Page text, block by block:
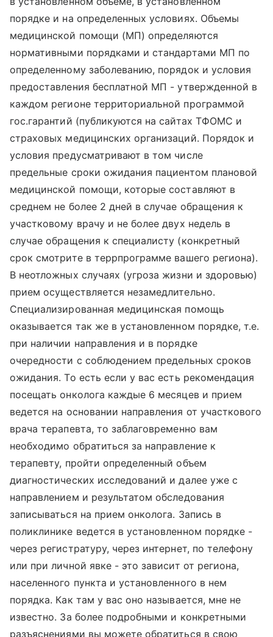
порядке и на определенных условиях. Объемы
медицинской помощи (МП) определяются
нормативными порядками и стандартами МП по
определенному заболеванию, порядок и условия
предоставления бесплатной МП - утвержденной в
каждом регионе территориальной программой
гос.гарантий (публикуются на сайтах ТФОМС и
страховых медицинских организаций. Порядок и
условия предусматривают в том числе
предельные сроки ожидания пациентом плановой
медицинской помощи, которые составляют в
среднем не более 2 дней в случае обращения к
участковому врачу и не более двух недель в
случае обращения к специалисту (конкретный
срок смотрите в террпрограмме вашего региона).
В неотложных случаях (угроза жизни и здоровью)
прием осуществляется незамедлительно.
Специализированная медицинская помощь
оказывается так же в установленном порядке, т.е.
при наличии направления и в порядке
очередности с соблюдением предельных сроков
ожидания. То есть если у вас есть рекомендация
посещать онколога каждые 6 месяцев и прием
ведется на основании направления от участкового
врача терапевта, то заблаговременно вам
необходимо обратиться за направление к
терапевту, пройти определенный объем
диагностических исследований и далее уже с
направлением и результатом обследования
записываться на прием онколога. Запись в
поликлинике ведется в установленном порядке -
через регистратуру, через интернет, по телефону
или при личной явке - это зависит от региона,
населенного пункта и установленного в нем
порядка. Как там у вас оно называется, мне не
известно. За более подробными и конкретными
разъяснениями вы можете обратиться в свою